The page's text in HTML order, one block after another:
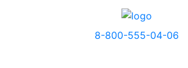
8-800-555-04-06